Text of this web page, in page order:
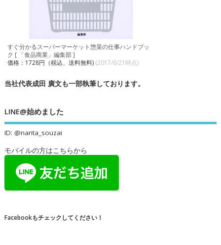
すぐ分かるスーパーマーケット惣菜の仕事ハンドブッ
ク [ 「食品商業」編集部 ]
価格：1728円（税込、送料無料) (2017/6/21時点)
当社代表成田 廣文も一部執筆しております。
LINE@始めました
ID: @narita_souzai
モバイルの方はこちらから
Facebookもチェックしてください！